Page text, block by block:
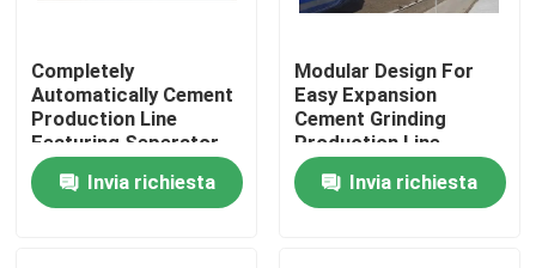
Prodotti
Circa noi
Completely
Automatically Cement
Production Line
Featuring Seperator
Main Equipment and
Production Capacity
1000 to 10000 Tons
Invia richiesta
Modular Design For
Easy Expansion
Cement Grinding
Production Line
Featuring Production
Capacity 1000-10000
Tons Per Day Cement
Invia richiesta